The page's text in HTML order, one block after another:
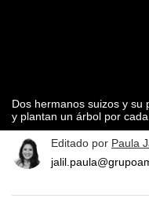
Dos hermanos suizos y
y plantan un árbol por
Editado por Paula